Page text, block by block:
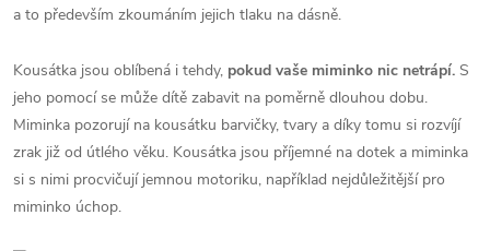
a to především zkoumáním jejich tlaku na dásně.
Kousátka jsou oblíbená i tehdy, pokud vaše miminko nic netrápí. S
jeho pomocí se může dítě zabavit na poměrně dlouhou dobu.
Miminka pozorují na kousátku barvičky, tvary a díky tomu si rozvíjí
zrak již od útlého věku. Kousátka jsou příjemné na dotek a miminka
si s nimi procvičují jemnou motoriku, například nejdůležitější pro
miminko úchop.